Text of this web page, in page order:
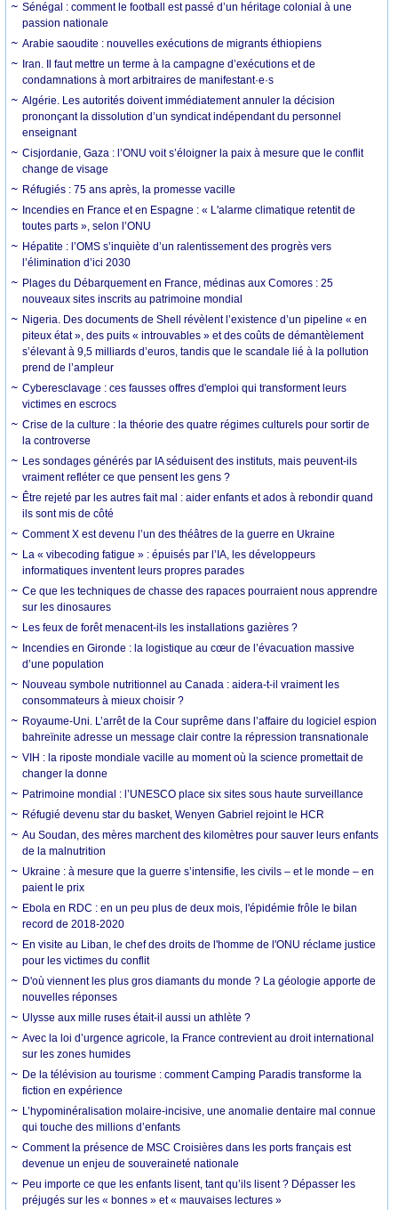
Sénégal : comment le football est passé d’un héritage colonial à une
passion nationale
Arabie saoudite : nouvelles exécutions de migrants éthiopiens
Iran. Il faut mettre un terme à la campagne d’exécutions et de
condamnations à mort arbitraires de manifestant·e·s
Algérie. Les autorités doivent immédiatement annuler la décision
prononçant la dissolution d’un syndicat indépendant du personnel
enseignant
Cisjordanie, Gaza : l’ONU voit s’éloigner la paix à mesure que le conflit
change de visage
Réfugiés : 75 ans après, la promesse vacille
Incendies en France et en Espagne : « L'alarme climatique retentit de
toutes parts », selon l’ONU
Hépatite : l’OMS s’inquiète d’un ralentissement des progrès vers
l’élimination d’ici 2030
Plages du Débarquement en France, médinas aux Comores : 25
nouveaux sites inscrits au patrimoine mondial
Nigeria. Des documents de Shell révèlent l’existence d’un pipeline « en
piteux état », des puits « introuvables » et des coûts de démantèlement
s’élevant à 9,5 milliards d’euros, tandis que le scandale lié à la pollution
prend de l’ampleur
Cyberesclavage : ces fausses offres d'emploi qui transforment leurs
victimes en escrocs
Crise de la culture : la théorie des quatre régimes culturels pour sortir de
la controverse
Les sondages générés par IA séduisent des instituts, mais peuvent-ils
vraiment refléter ce que pensent les gens ?
Être rejeté par les autres fait mal : aider enfants et ados à rebondir quand
ils sont mis de côté
Comment X est devenu l’un des théâtres de la guerre en Ukraine
La « vibecoding fatigue » : épuisés par l’IA, les développeurs
informatiques inventent leurs propres parades
Ce que les techniques de chasse des rapaces pourraient nous apprendre
sur les dinosaures
Les feux de forêt menacent-ils les installations gazières ?
Incendies en Gironde : la logistique au cœur de l’évacuation massive
d’une population
Nouveau symbole nutritionnel au Canada : aidera-t-il vraiment les
consommateurs à mieux choisir ?
Royaume-Uni. L’arrêt de la Cour suprême dans l’affaire du logiciel espion
bahreïnite adresse un message clair contre la répression transnationale
VIH : la riposte mondiale vacille au moment où la science promettait de
changer la donne
Patrimoine mondial : l’UNESCO place six sites sous haute surveillance
Réfugié devenu star du basket, Wenyen Gabriel rejoint le HCR
Au Soudan, des mères marchent des kilomètres pour sauver leurs enfants
de la malnutrition
Ukraine : à mesure que la guerre s’intensifie, les civils – et le monde – en
paient le prix
Ebola en RDC : en un peu plus de deux mois, l'épidémie frôle le bilan
record de 2018-2020
En visite au Liban, le chef des droits de l'homme de l'ONU réclame justice
pour les victimes du conflit
D'où viennent les plus gros diamants du monde ? La géologie apporte de
nouvelles réponses
Ulysse aux mille ruses était-il aussi un athlète ?
Avec la loi d’urgence agricole, la France contrevient au droit international
sur les zones humides
De la télévision au tourisme : comment Camping Paradis transforme la
fiction en expérience
L’hypominéralisation molaire-incisive, une anomalie dentaire mal connue
qui touche des millions d’enfants
Comment la présence de MSC Croisières dans les ports français est
devenue un enjeu de souveraineté nationale
Peu importe ce que les enfants lisent, tant qu’ils lisent ? Dépasser les
préjugés sur les « bonnes » et « mauvaises lectures »